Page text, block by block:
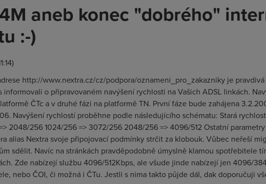
aneb konec "dobrého"
:-)
http://www.nextra.cz/cz/podpora/oznameni_pro_zakazniky je
informovali o připravovaném navýšení rychlosti na Vašich ADSL linkách.
ČTc a v druhé fázi na platformě TN. První fáze bude zahájena
Navýšení rychlostí proběhne podle následujícího schématu: Stará
2048/256 1024/256 => 3072/256 2048/256 => 4096/512 Ostatní
alias Nextra svoje připojovací podmínky strčit za klobouk. Vůbec neřeší
sdělit. Navíc na stránkách pravděpodobně úmyslně klamou spotřebitele
Zde nabízejí službu 4096/512Kbps, ale všude jinde nabízejí jen 4096/
nebo ČOI, či možná i ČTu. Jestli s nima takto půjde dál, dak doporučuji